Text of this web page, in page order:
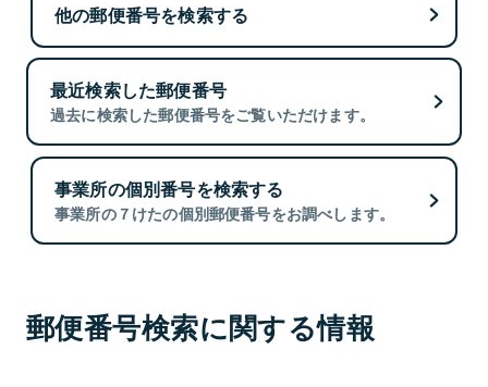
他の郵便番号を検索する
最近検索した郵便番号
過去に検索した郵便番号をご覧いただけます。
事業所の個別番号を検索する
事業所の７けたの個別郵便番号をお調べします。
郵便番号検索に関する情報